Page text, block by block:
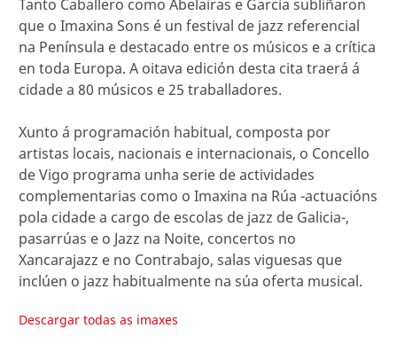
Tanto Caballero como Abelairas e García subliñaron
que o Imaxina Sons é un festival de jazz referencial
na Península e destacado entre os músicos e a crítica
en toda Europa. A oitava edición desta cita traerá á
cidade a 80 músicos e 25 traballadores.
Xunto á programación habitual, composta por
artistas locais, nacionais e internacionais, o Concello
de Vigo programa unha serie de actividades
complementarias como o Imaxina na Rúa -actuacións
pola cidade a cargo de escolas de jazz de Galicia-,
pasarrúas e o Jazz na Noite, concertos no
Xancarajazz e no Contrabajo, salas viguesas que
inclúen o jazz habitualmente na súa oferta musical.
Descargar todas as imaxes